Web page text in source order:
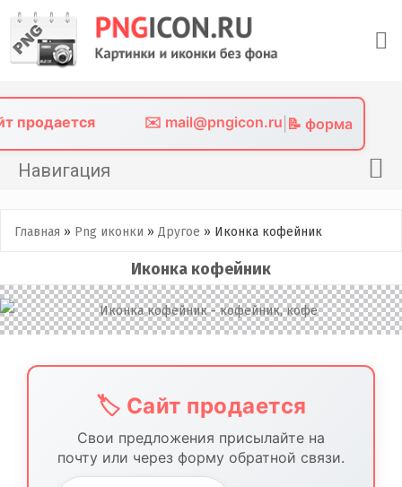
content
продается ✉️ mail@pngicon.ru 📝 форма
Навигация
Png иконки
Фото без фона
Главная » Png иконки » Другое » Иконка кофейник
Иконка кофейник
🏷️ Сайт продается
Свои предложения присылайте на
почту или через форму обратной связи.